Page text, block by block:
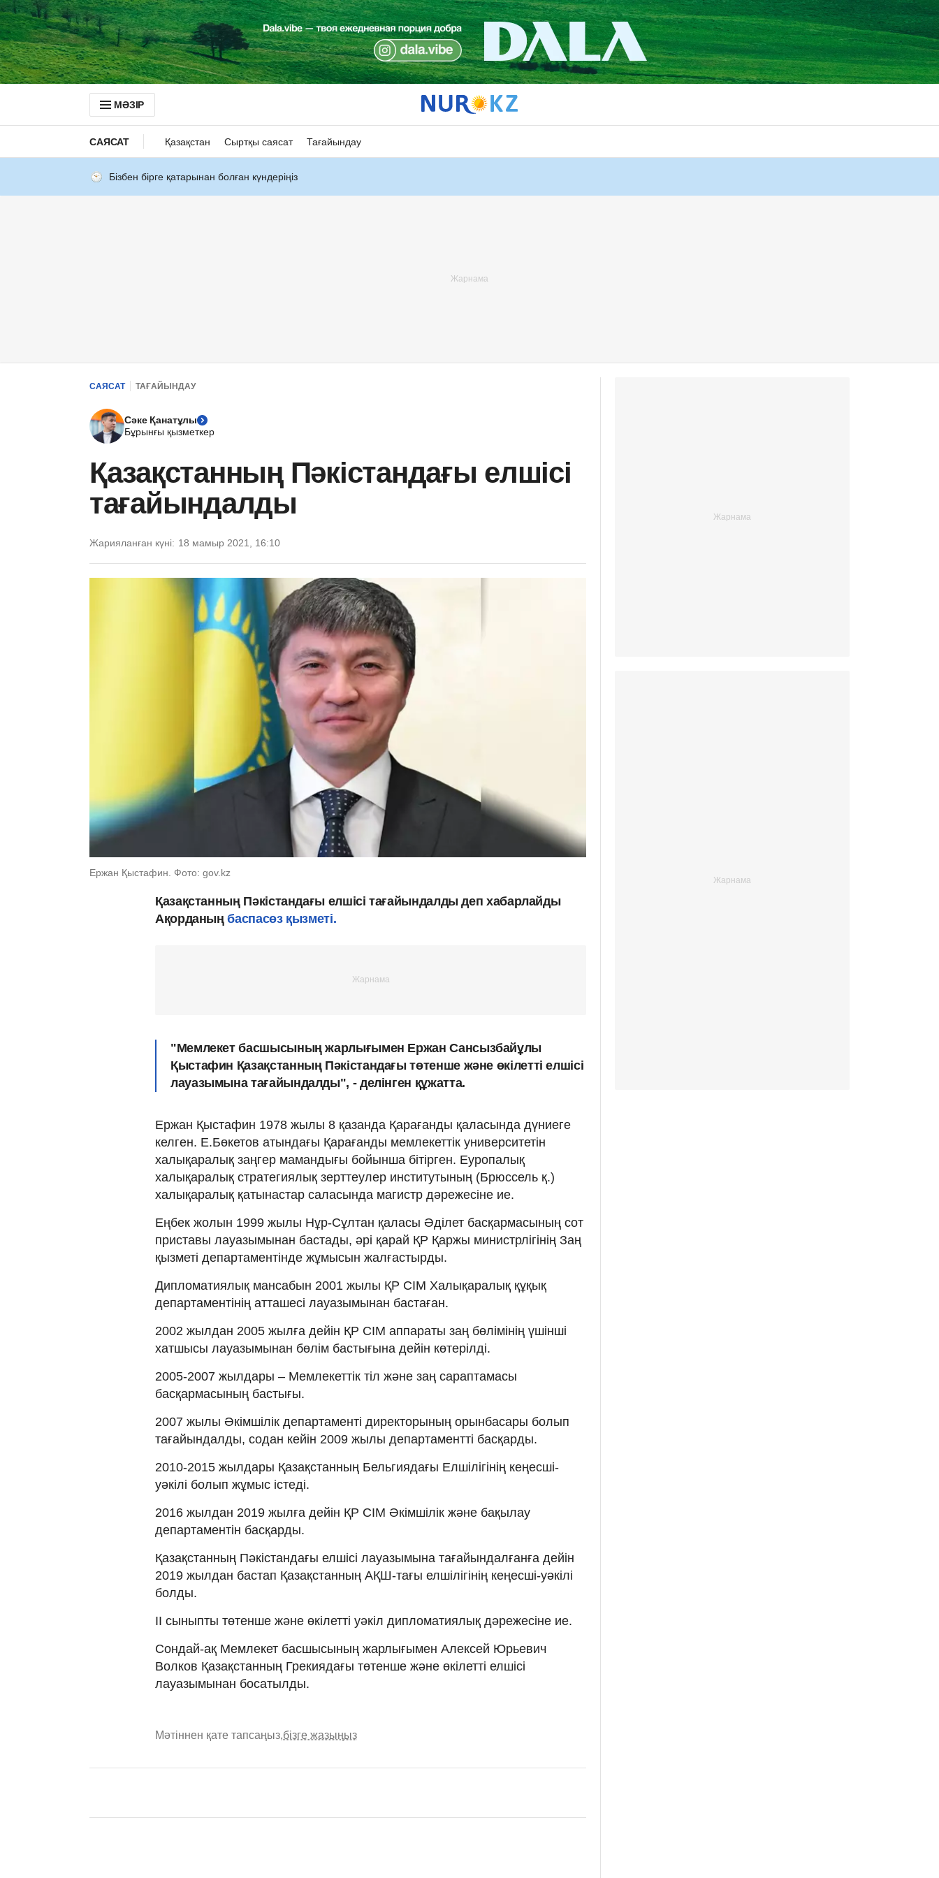
МӘЗІР
САЯСАТ Қазақстан Сыртқы саясат Тағайындау
Бізбен бірге қатарынан болған күндеріңіз
САЯСАТ ТАҒАЙЫНДАУ
Сәке Қанатұлы
Бұрынғы қызметкер
Қазақстанның Пәкістандағы елшісі
тағайындалды
Жарияланған күні: 18 мамыр 2021, 16:10
Ержан Қыстафин. Фото: gov.kz
Қазақстанның Пәкістандағы елшісі тағайындалды деп хабарлайды
Ақордaныңбаспасөз қызметі.
"Мемлекет басшысының жарлығымен Ержан Сансызбайұлы
Қыстафин Қазақстанның Пәкістандағы төтенше және өкілетті елшісі
лауазымына тағайындалды", - делінген құжатта.
Ержан Қыстафин 1978 жылы 8 қазанда Қарағанды қаласында дүниеге
келген. Е.Бөкетов атындағы Қарағанды мемлекеттік университетін
халықаралық заңгер мамандығы бойынша бітірген. Еуропалық
халықаралық стратегиялық зерттеулер институтының (Брюссель қ.)
халықаралық қатынастар саласында магистр дәрежесіне ие.
Еңбек жолын 1999 жылы Нұр-Сұлтан қаласы Әділет басқармасының сот
приставы лауазымынан бастады, әрі қарай ҚР Қаржы министрлігінің Заң
қызметі департаментінде жұмысын жалғастырды.
Дипломатиялық мансабын 2001 жылы ҚР СІМ Халықаралық құқық
департаментінің атташесі лауазымынан бастаған.
2002 жылдан 2005 жылға дейін ҚР СІМ аппараты заң бөлімінің үшінші
хатшысы лауазымынан бөлім бастығына дейін көтерілді.
2005-2007 жылдары – Мемлекеттік тіл және заң сараптамасы
басқармасының бастығы.
2007 жылы Әкімшілік департаменті директорының орынбасары болып
тағайындалды, содан кейін 2009 жылы департаментті басқарды.
2010-2015 жылдары Қазақстанның Бельгиядағы Елшілігінің кеңесші-
уәкілі болып жұмыс істеді.
2016 жылдан 2019 жылға дейін ҚР СІМ Әкімшілік және бақылау
департаментін басқарды.
Қазақстанның Пәкістандағы елшісі лауазымына тағайындалғанға дейін
2019 жылдан бастап Қазақстанның АҚШ-тағы елшілігінің кеңесші-уәкілі
болды.
II сыныпты төтенше және өкілетті уәкіл дипломатиялық дәрежесіне ие.
Сондай-ақ Мемлекет басшысының жарлығымен Алексей Юрьевич
Волков Қазақстанның Грекиядағы төтенше және өкілетті елшісі
лауазымынан босатылды.
Мәтіннен қате тапсаңыз,бізге жазыңыз